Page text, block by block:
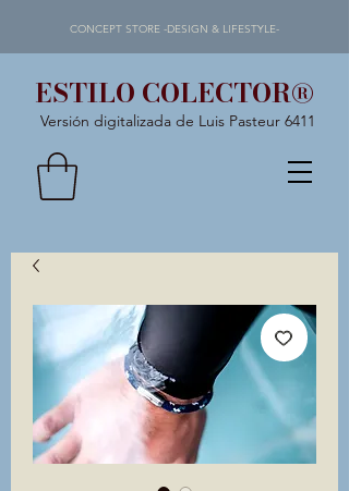
ESTILO COLECTOR®
Versión digitalizada de Luis Pasteur 6411
CONCEPT STORE -DESIGN & LIFESTYLE-